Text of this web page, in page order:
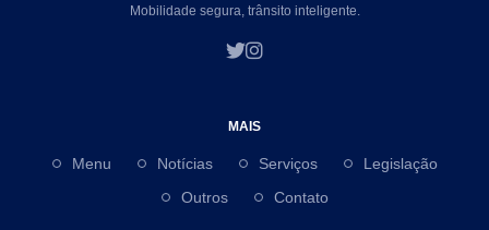
Mobilidade segura, trânsito inteligente.
MAIS
Menu Notícias Serviços
Legislação
Outros
Contato